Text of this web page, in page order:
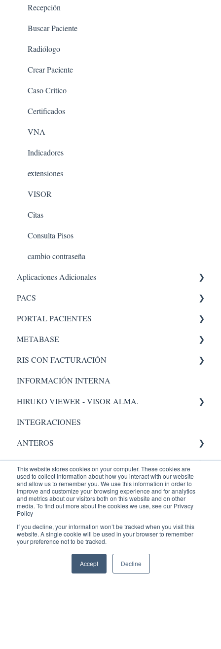
This website stores cookies on your computer. These cookies are
used to collect information about how you interact with our website
and allow us to remember you. We use this information in order to
improve and customize your browsing experience and for analytics
and metrics about our visitors both on this website and on other
media. To find out more about the cookies we use, see our Privacy
Policy
If you decline, your information won’t be tracked when you visit this
website. A single cookie will be used in your browser to remember
your preference not to be tracked.
Accept Decline
Recepción
Buscar Paciente
Radiólogo
Crear Paciente
Caso Critico
Certificados
VNA
Indicadores
extensiones
VISOR
Citas
Consulta Pisos
cambio contraseña
Aplicaciones Adicionales
Aplicaciones internas
PACS
PACS 5
Administrador
Pacs
PORTAL PACIENTES
Administración - portal
METABASE
Metabase
Administrador
RIS CON FACTURACIÓN
Facturacion
Administración
INFORMACIÓN INTERNA
HIRUKO VIEWER - VISOR ALMA.
Visor Alma
INTEGRACIONES
ANTEROS
Administrador
AIC
Validación.
Administrador
PACS
Recepción
RADIOLOGY
Equipos Médicos
Entrenamientos
ENTRENAMIENTOS AQUILA
PACIENTES
Portal Paciente
Reconocimiento de Voz